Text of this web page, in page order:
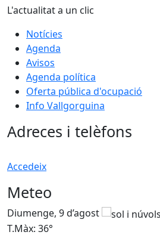
L'actualitat a un clic
Notícies
Agenda
Avisos
Agenda política
Oferta pública d'ocupació
Info Vallgorguina
Adreces i telèfons
Accedeix
Meteo
Diumenge, 9 d’agost
T.Màx: 36°